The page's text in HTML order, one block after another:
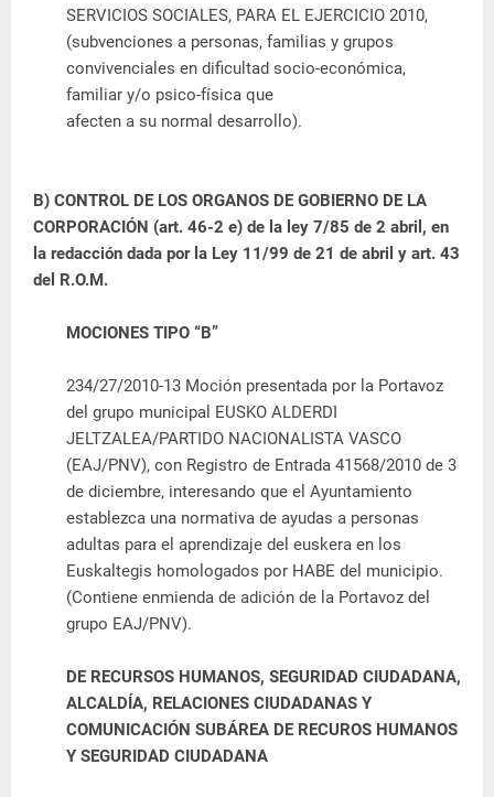
SERVICIOS SOCIALES, PARA EL EJERCICIO 2010,
(subvenciones a personas, familias y grupos
convivenciales en dificultad socio-económica,
familiar y/o psico-física que
afecten a su normal desarrollo).
B) CONTROL DE LOS ORGANOS DE GOBIERNO DE LA
CORPORACIÓN (art. 46-2 e) de la ley 7/85 de 2 abril, en
la redacción dada por la Ley 11/99 de 21 de abril y art. 43
del R.O.M.
MOCIONES TIPO “B”
234/27/2010-13 Moción presentada por la Portavoz
del grupo municipal EUSKO ALDERDI
JELTZALEA/PARTIDO NACIONALISTA VASCO
(EAJ/PNV), con Registro de Entrada 41568/2010 de 3
de diciembre, interesando que el Ayuntamiento
establezca una normativa de ayudas a personas
adultas para el aprendizaje del euskera en los
Euskaltegis homologados por HABE del municipio.
(Contiene enmienda de adición de la Portavoz del
grupo EAJ/PNV).
DE RECURSOS HUMANOS, SEGURIDAD CIUDADANA,
ALCALDÍA, RELACIONES CIUDADANAS Y
COMUNICACIÓN SUBÁREA DE RECUROS HUMANOS
Y SEGURIDAD CIUDADANA